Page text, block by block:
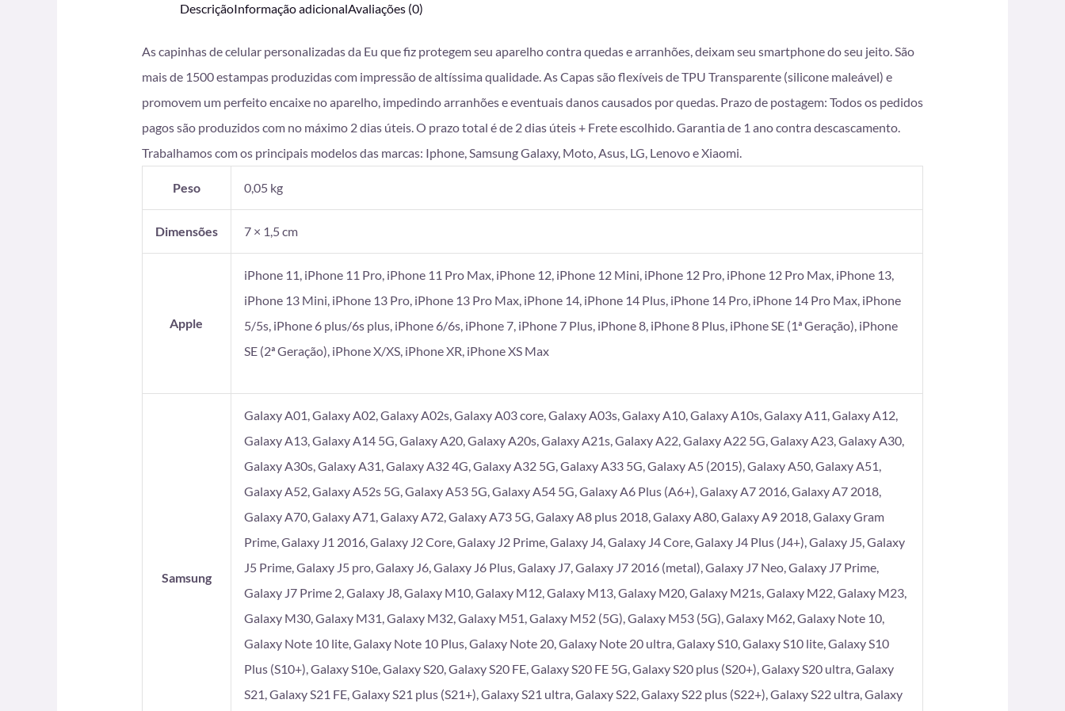
DescriçãoInformação adicionalAvaliações (0)
As capinhas de celular personalizadas da Eu que fiz protegem seu aparelho contra quedas e arranhões, deixam seu smartphone do seu jeito. São
mais de 1500 estampas produzidas com impressão de altíssima qualidade. As Capas são flexíveis de TPU Transparente (silicone maleável) e
promovem um perfeito encaixe no aparelho, impedindo arranhões e eventuais danos causados por quedas. Prazo de postagem: Todos os pedidos
pagos são produzidos com no máximo 2 dias úteis. O prazo total é de 2 dias úteis + Frete escolhido. Garantia de 1 ano contra descascamento.
Trabalhamos com os principais modelos das marcas: Iphone, Samsung Galaxy, Moto, Asus, LG, Lenovo e Xiaomi.
Peso 0,05 kg
Dimensões 7 × 1,5 cm
Apple
iPhone 11, iPhone 11 Pro, iPhone 11 Pro Max, iPhone 12, iPhone 12 Mini, iPhone 12 Pro, iPhone 12 Pro Max, iPhone 13,
iPhone 13 Mini, iPhone 13 Pro, iPhone 13 Pro Max, iPhone 14, iPhone 14 Plus, iPhone 14 Pro, iPhone 14 Pro Max, iPhone
5/5s, iPhone 6 plus/6s plus, iPhone 6/6s, iPhone 7, iPhone 7 Plus, iPhone 8, iPhone 8 Plus, iPhone SE (1ª Geração), iPhone
SE (2ª Geração), iPhone X/XS, iPhone XR, iPhone XS Max
Samsung
Galaxy A01, Galaxy A02, Galaxy A02s, Galaxy A03 core, Galaxy A03s, Galaxy A10, Galaxy A10s, Galaxy A11, Galaxy A12,
Galaxy A13, Galaxy A14 5G, Galaxy A20, Galaxy A20s, Galaxy A21s, Galaxy A22, Galaxy A22 5G, Galaxy A23, Galaxy A30,
Galaxy A30s, Galaxy A31, Galaxy A32 4G, Galaxy A32 5G, Galaxy A33 5G, Galaxy A5 (2015), Galaxy A50, Galaxy A51,
Galaxy A52, Galaxy A52s 5G, Galaxy A53 5G, Galaxy A54 5G, Galaxy A6 Plus (A6+), Galaxy A7 2016, Galaxy A7 2018,
Galaxy A70, Galaxy A71, Galaxy A72, Galaxy A73 5G, Galaxy A8 plus 2018, Galaxy A80, Galaxy A9 2018, Galaxy Gram
Prime, Galaxy J1 2016, Galaxy J2 Core, Galaxy J2 Prime, Galaxy J4, Galaxy J4 Core, Galaxy J4 Plus (J4+), Galaxy J5, Galaxy
J5 Prime, Galaxy J5 pro, Galaxy J6, Galaxy J6 Plus, Galaxy J7, Galaxy J7 2016 (metal), Galaxy J7 Neo, Galaxy J7 Prime,
Galaxy J7 Prime 2, Galaxy J8, Galaxy M10, Galaxy M12, Galaxy M13, Galaxy M20, Galaxy M21s, Galaxy M22, Galaxy M23,
Galaxy M30, Galaxy M31, Galaxy M32, Galaxy M51, Galaxy M52 (5G), Galaxy M53 (5G), Galaxy M62, Galaxy Note 10,
Galaxy Note 10 lite, Galaxy Note 10 Plus, Galaxy Note 20, Galaxy Note 20 ultra, Galaxy S10, Galaxy S10 lite, Galaxy S10
Plus (S10+), Galaxy S10e, Galaxy S20, Galaxy S20 FE, Galaxy S20 FE 5G, Galaxy S20 plus (S20+), Galaxy S20 ultra, Galaxy
S21, Galaxy S21 FE, Galaxy S21 plus (S21+), Galaxy S21 ultra, Galaxy S22, Galaxy S22 plus (S22+), Galaxy S22 ultra, Galaxy